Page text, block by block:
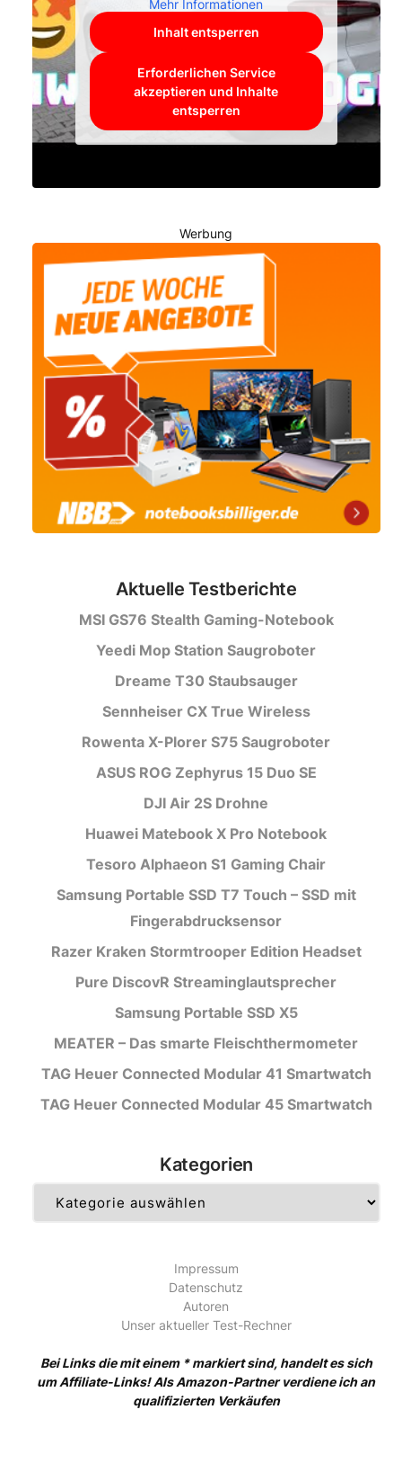
Mehr Informationen
Inhalt entsperren
Erforderlichen Service
akzeptieren und Inhalte
entsperren
Werbung
Aktuelle Testberichte
MSI GS76 Stealth Gaming-Notebook
Yeedi Mop Station Saugroboter
Dreame T30 Staubsauger
Sennheiser CX True Wireless
Rowenta X-Plorer S75 Saugroboter
ASUS ROG Zephyrus 15 Duo SE
DJI Air 2S Drohne
Huawei Matebook X Pro Notebook
Tesoro Alphaeon S1 Gaming Chair
Samsung Portable SSD T7 Touch – SSD mit
Fingerabdrucksensor
Razer Kraken Stormtrooper Edition Headset
Pure DiscovR Streaminglautsprecher
Samsung Portable SSD X5
MEATER – Das smarte Fleischthermometer
TAG Heuer Connected Modular 41 Smartwatch
TAG Heuer Connected Modular 45 Smartwatch
Kategorien
Impressum
Datenschutz
Autoren
Unser aktueller Test-Rechner
Bei Links die mit einem * markiert sind, handelt es sich
um Affiliate-Links! Als Amazon-Partner verdiene ich an
qualifizierten Verkäufen